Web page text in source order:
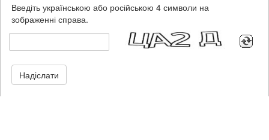
Введіть українською або російською 4 символи на
зображенні справа.
Надіслати